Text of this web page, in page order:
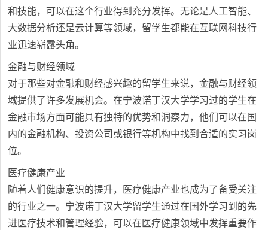
和技能，可以在这个行业得到充分发挥。无论是人工智能、
大数据分析还是云计算等领域，留学生都能在互联网科技行
业迅速崭露头角。
金融与财经领域
对于那些对金融和财经感兴趣的留学生来说，金融与财经领
域提供了许多发展机会。在宁波诺丁汉大学学习过的学生在
金融市场方面可能具有独特的优势和洞察力，他们可以在国
内的金融机构、投资公司或银行等机构中找到合适的实习岗
位。
医疗健康产业
随着人们健康意识的提升，医疗健康产业也成为了备受关注
的行业之一。宁波诺丁汉大学留学生通过在国外学习到的先
进医疗技术和管理经验，可以在医疗健康领域中发挥重要作